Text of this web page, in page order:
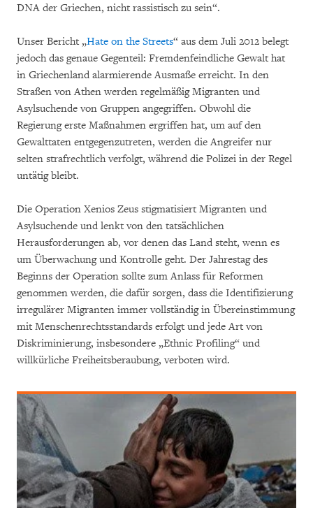
DNA der Griechen, nicht rassistisch zu sein“.
Unser Bericht „Hate on the Streets“ aus dem Juli 2012 belegt
jedoch das genaue Gegenteil: Fremdenfeindliche Gewalt hat
in Griechenland alarmierende Ausmaße erreicht. In den
Straßen von Athen werden regelmäßig Migranten und
Asylsuchende von Gruppen angegriffen. Obwohl die
Regierung erste Maßnahmen ergriffen hat, um auf den
Gewalttaten entgegenzutreten, werden die Angreifer nur
selten strafrechtlich verfolgt, während die Polizei in der Regel
untätig bleibt.
Die Operation Xenios Zeus stigmatisiert Migranten und
Asylsuchende und lenkt von den tatsächlichen
Herausforderungen ab, vor denen das Land steht, wenn es
um Überwachung und Kontrolle geht. Der Jahrestag des
Beginns der Operation sollte zum Anlass für Reformen
genommen werden, die dafür sorgen, dass die Identifizierung
irregulärer Migranten immer vollständig in Übereinstimmung
mit Menschenrechtsstandards erfolgt und jede Art von
Diskriminierung, insbesondere „Ethnic Profiling“ und
willkürliche Freiheitsberaubung, verboten wird.